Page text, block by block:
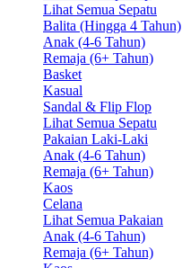
Lihat Semua Sepatu
Balita (Hingga 4 Tahun)
Anak (4-6 Tahun)
Remaja (6+ Tahun)
Basket
Kasual
Sandal & Flip Flop
Lihat Semua Sepatu
Pakaian Laki-Laki
Anak (4-6 Tahun)
Remaja (6+ Tahun)
Kaos
Celana
Lihat Semua Pakaian
Anak (4-6 Tahun)
Remaja (6+ Tahun)